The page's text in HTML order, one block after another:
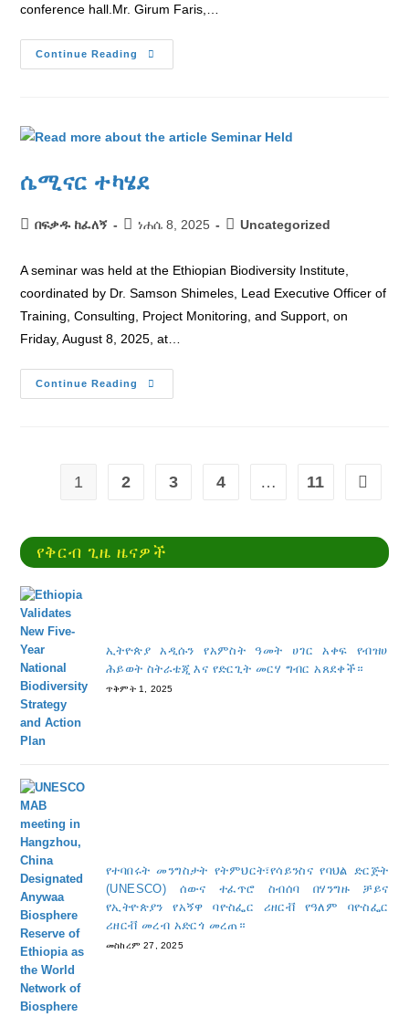
conference hall.Mr. Girum Faris,…
Continue Reading
ሴሚናር ተካሄደ
በፍቃዱ ከፈለኝ ነሐሴ 8, 2025 Uncategorized
A seminar was held at the Ethiopian Biodiversity Institute,
coordinated by Dr. Samson Shimeles, Lead Executive Officer of
Training, Consulting, Project Monitoring, and Support, on
Friday, August 8, 2025, at…
Continue Reading
1 2 3 4 … 11
የቅርብ ጊዜ ዜናዎች
ኢትዮጵያ አዲሱን የአምስት ዓመት ሀገር አቀፍ የብዝሀ
ሕይወት ስትራቴጂ እና የድርጊት መርሃ ግብር አጸደቀች።
ጥቅምት 1, 2025
የተባበሩት መንግስታት የትምህርት፣የሳይንስና የባህል ድርጅት
(UNESCO) ሰውና ተፈጥሮ ስብሰባ በሃንግዙ ቻይና
የኢትዮጵያን የአኝዋ ባዮስፌር ሪዘርቭ የዓለም ባዮስፌር
ሪዘርቭ መረብ አድርጎ መረጠ።
መስከረም 27, 2025